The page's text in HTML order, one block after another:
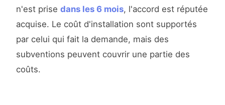
n'est prise dans les 6 mois, l'accord est réputée
acquise. Le coût d'installation sont supportés
par celui qui fait la demande, mais des
subventions peuvent couvrir une partie des
coûts.